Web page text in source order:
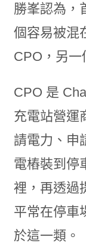
勝峯認為，
個容易被混
CPO，另一
CPO 是
充電站營運
請電力、申
電樁裝到停
裡，再透過
平常在停車
於這一類。